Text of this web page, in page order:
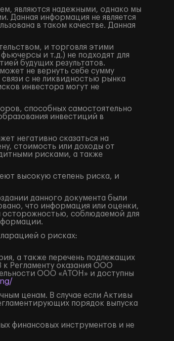
являются надежными, однако мы
Данная информация не является
в таком качестве. Данная
и торговля этими
и т.д.) не подходят для
будущих результатов.
не вернуть себе сумму
с не ликвидностью рынка
инвестора могут не
способных самостоятельно
инвестиций в
негативно сказаться на
стоимость или доходы от
рисками, а также
высокую степень риска, и
данного документа были
что информация или оценки,
осторожностью, соблюдаемой для
о рисках:
а также перечень подлежащих
Регламенту оказания ООО
ООО «АТОН» и доступны
ценам. В случае если Активы
порядок выпуска
финансовых инструментов и не